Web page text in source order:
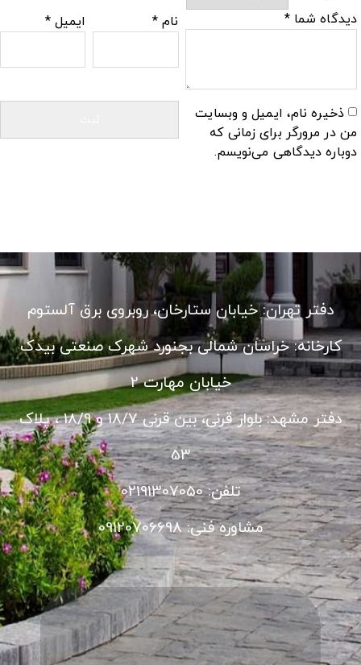
دیدگاه شما* نام * ایمیل*
ذخیره نام، ایمیل و وبسایت
من در مرورگر برای زمانی که
دوباره دیدگاهی می‌نویسم.
دفتر تهران: خیابان ستارخان، روبروی برق آلستوم
کارخانه: خراسان شمالی بجنورد شهرک صنعتی بیدک
خیابان مهارت 2
دفتر مشهد: بلوار قرنی، بین قرنی 18/7 و 18/9 ، پلاک
53
تلفن: 02191307050
مشاوره فنی: 09120706698